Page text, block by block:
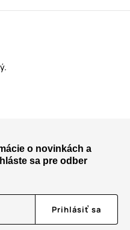
o novinkách a
sa pre odber
Prihlásiť sa